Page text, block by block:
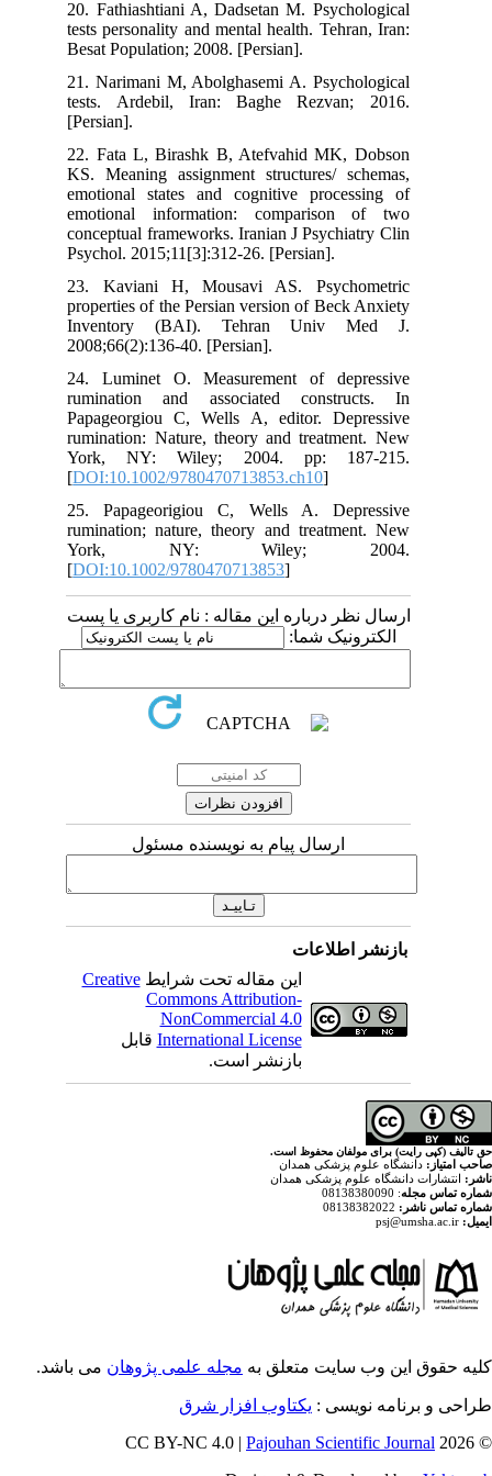
20. Fathiashtiani A, Dadsetan M.
tests personality and mental health.
Besat Population; 2008. [Persian].
21. Narimani M, Abolghasemi A.
tests. Ardebil, Iran: Baghe
22. Fata L, Birashk B, Atefvahid
KS. Meaning assignment structures/
emotional states and cognitive
emotional information:
conceptual frameworks. Iranian J
Psychol. 2015;11[3]:312-26. [Persian].
23. Kaviani H, Mousavi AS.
properties of the Persian version of
Inventory (BAI). Tehran Univ
2008;66(2):136-40. [Persian].
24. Luminet O. Measurement of
rumination and associated
Papageorgiou C, Wells A, editor.
rumination: Nature, theory and
York, NY: Wiley; 2004. pp:
[DOI:10.1002/9780470713853.ch10
25. Papageorigiou C, Wells A.
rumination; nature, theory and
York, NY: Wiley;
[DOI:10.1002/9780470713853
درباره این مقاله : نام کاربری یا پست
ارسال پیام به نویسنده مسئول
این مقاله تحت شرایطCreative
Commons Attribution-
NonCommercial 4.0
International Licenseقابل
محفوظ است.
همدان
پزشکی همدان
متعلق به مجله علمی پژوهان می باشد.
:یکتاوب افزار شرق
Pajouhan